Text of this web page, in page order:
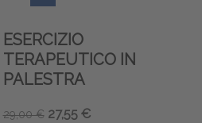
ESERCIZIO
TERAPEUTICO IN
PALESTRA
29,00 € 27,55 €